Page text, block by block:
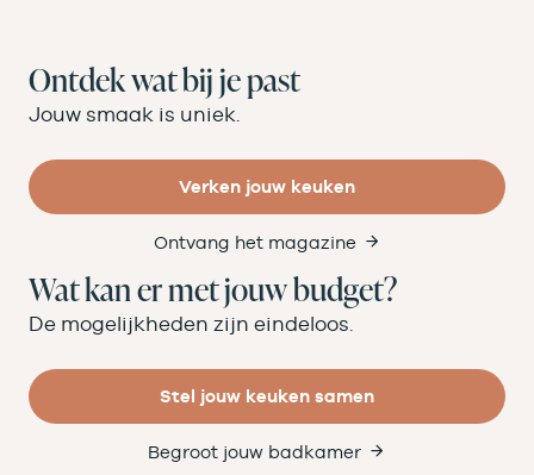
Ontdek wat bij je past
Jouw smaak is uniek.
Verken jouw keuken
Ontvang het magazine
Wat kan er met jouw budget?
De mogelijkheden zijn eindeloos.
Stel jouw keuken samen
Begroot jouw badkamer